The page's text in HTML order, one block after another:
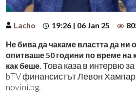
Lacho 19:26 | 06 Jan 25
Не бива да чакаме властта да ни
опитваше 50 години по време на
как беше. Това каза в интервю
bTV финансистът Левон
novini.bg.